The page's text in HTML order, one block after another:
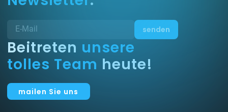
Beitreten unsere
tolles Team heute!
mailen Sie uns